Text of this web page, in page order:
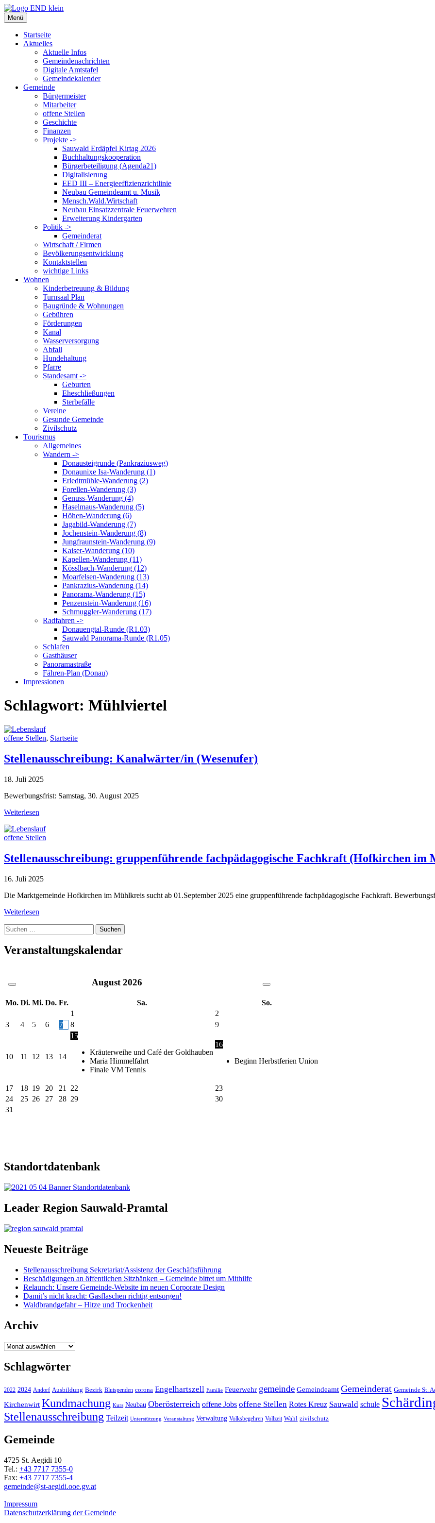
Zum
Inhalt
springen
Menü
Startseite
Aktuelles
Aktuelle Infos
Gemeindenachrichten
Digitale Amtstafel
Gemeindekalender
Gemeinde
Bürgermeister
Mitarbeiter
offene Stellen
Geschichte
Finanzen
Projekte ->
Sauwald Erdäpfel Kirtag 2026
Buchhaltungskooperation
Bürgerbeteiligung (Agenda21)
Digitalisierung
EED III – Energieeffizienzrichtlinie
Neubau Gemeindeamt u. Musik
Mensch.Wald.Wirtschaft
Neubau Einsatzzentrale Feuerwehren
Erweiterung Kindergarten
Politik ->
Gemeinderat
Wirtschaft / Firmen
Bevölkerungsentwicklung
Kontaktstellen
wichtige Links
Wohnen
Kinderbetreuung & Bildung
Turnsaal Plan
Baugründe & Wohnungen
Gebühren
Förderungen
Kanal
Wasserversorgung
Abfall
Hundehaltung
Pfarre
Standesamt ->
Geburten
Eheschließungen
Sterbefälle
Vereine
Gesunde Gemeinde
Zivilschutz
Tourismus
Allgemeines
Wandern ->
Donausteigrunde (Pankraziusweg)
Donaunixe Isa-Wanderung (1)
Erledtmühle-Wanderung (2)
Forellen-Wanderung (3)
Genuss-Wanderung (4)
Haselmaus-Wanderung (5)
Höhen-Wanderung (6)
Jagabild-Wanderung (7)
Jochenstein-Wanderung (8)
Jungfraunstein-Wanderung (9)
Kaiser-Wanderung (10)
Kapellen-Wanderung (11)
Kösslbach-Wanderung (12)
Moarfelsen-Wanderung (13)
Pankrazius-Wanderung (14)
Panorama-Wanderung (15)
Penzenstein-Wanderung (16)
Schmuggler-Wanderung (17)
Radfahren ->
Donauengtal-Runde (R1.03)
Sauwald Panorama-Runde (R1.05)
Schlafen
Gasthäuser
Panoramastraße
Fähren-Plan (Donau)
Impressionen
Schlagwort: Mühlviertel
offene Stellen, Startseite
Stellenausschreibung: Kanalwärter/in (Wesenufer)
18. Juli 2025
Bewerbungsfrist: Samstag, 30. August 2025
Weiterlesen
offene Stellen
Stellenausschreibung: gruppenführende fachpädagogische Fachkraft (Hofkirchen im
16. Juli 2025
Die Marktgemeinde Hofkirchen im Mühlkreis sucht ab 01.September 2025 eine gruppenführende fachpädagogische Fachkraft.
Weiterlesen
Suche
nach:
Veranstaltungskalendar
August 2026
Mo. Di. Mi. Do. Fr. Sa.
So.
1
2
3
4 5 6 7 8 9
10 11 12 13 14
15
Kräuterweihe und Café der Goldhauben
Maria Himmelfahrt
Finale VM Tennis
16
Beginn Herbstferien Union
17 18 19 20 21 22
23
24
25 26 27 28 29
30
31
Standortdatenbank
Leader Region Sauwald-Pramtal
Neueste Beiträge
Stellenausschreibung Sekretariat/Assistenz der Geschäftsführung
Beschädigungen an öffentlichen Sitzbänken – Gemeinde bittet um Mithilfe
Relaunch: Unsere Gemeinde-Website im neuen Corporate Design
Damit’s nicht kracht: Gasflaschen richtig entsorgen!
Waldbrandgefahr – Hitze und Trockenheit
Archiv
Archiv
Schlagwörter
2022 2024 Andorf Ausbildung Bezirk Blutspenden corona Engelhartszell Familie Feuerwehr gemeinde Gemeindeamt Gemeinderat Gemeinde St.
Kirchenwirt Kundmachung Kurs Neubau Oberösterreich offene Jobs offene Stellen Rotes Kreuz Sauwald schule
Stellenausschreibung Teilzeit Unterstützung Veranstaltung Verwaltung Volksbegehren Vollzeit Wahl zivilschutz
Gemeinde
4725 St. Aegidi 10
Tel.: +43 7717 7355-0
Fax: +43 7717 7355-4
gemeinde@st-aegidi.ooe.gv.at
Impressum
Datenschutzerklärung der Gemeinde